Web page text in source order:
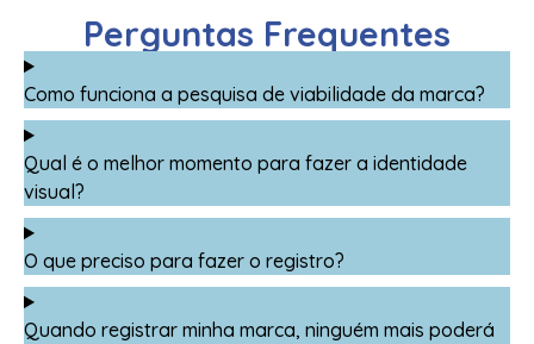
Perguntas Frequentes
Como funciona a pesquisa de viabilidade da marca?
Qual é o melhor momento para fazer a identidade
visual?
O que preciso para fazer o registro?
Quando registrar minha marca, ninguém mais poderá